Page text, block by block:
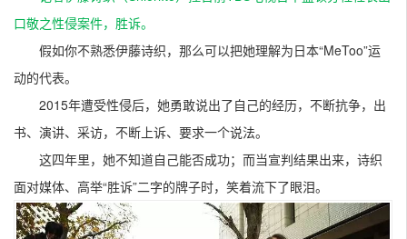
口敬之性侵案件，胜诉。
假如你不熟悉伊藤诗织，那么可以把她理解为日本“MeToo”运
动的代表。
2015年遭受性侵后，她勇敢说出了自己的经历，不断抗争，出
书、演讲、采访，不断上诉、要求一个说法。
这四年里，她不知道自己能否成功；而当宣判结果出来，诗织
面对媒体、高举“胜诉”二字的牌子时，笑着流下了眼泪。